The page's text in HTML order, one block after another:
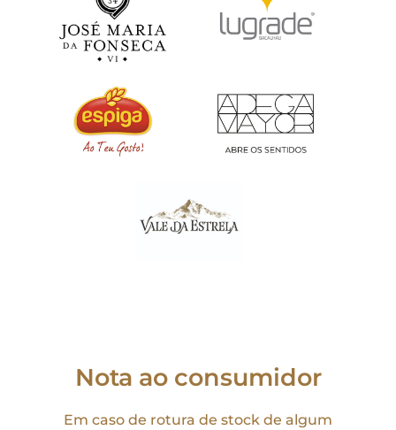
Nota ao consumidor
Em caso de rotura de stock de algum